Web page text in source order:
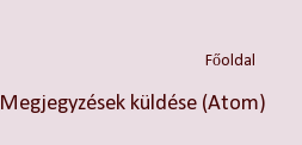
Főoldal
Megjegyzések küldése (Atom)